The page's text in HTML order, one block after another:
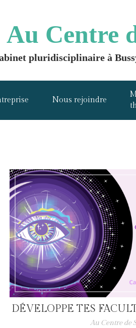
Au Centre
pluridisciplinaire à
Nous rejoindre
DÉVELOPPE TES
Au Centre de